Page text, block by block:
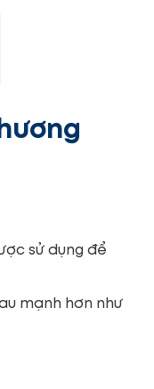
sử dụng để
mạnh hơn như